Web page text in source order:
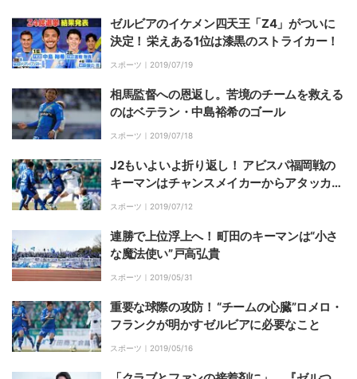
ゼルビアのイケメン四天王「Z4」がついに
決定！ 栄えある1位は漆黒のストライカー！
スポーツ｜ 2019/07/19
相馬監督への恩返し。苦境のチームを救える
のはベテラン・中島裕希のゴール
スポーツ｜ 2019/07/18
J2もいよいよ折り返し！ アビスパ福岡戦の
キーマンはチャンスメイカーからアタッカー
へと進化した森村昂太／FC町田ゼルビア
スポーツ｜ 2019/07/12
連勝で上位浮上へ！ 町田のキーマンは“小さ
な魔法使い”戸高弘貴
スポーツ｜ 2019/05/31
重要な球際の攻防！ “チームの心臓”ロメロ・
フランクが明かすゼルビアに必要なこと
スポーツ｜ 2019/05/16